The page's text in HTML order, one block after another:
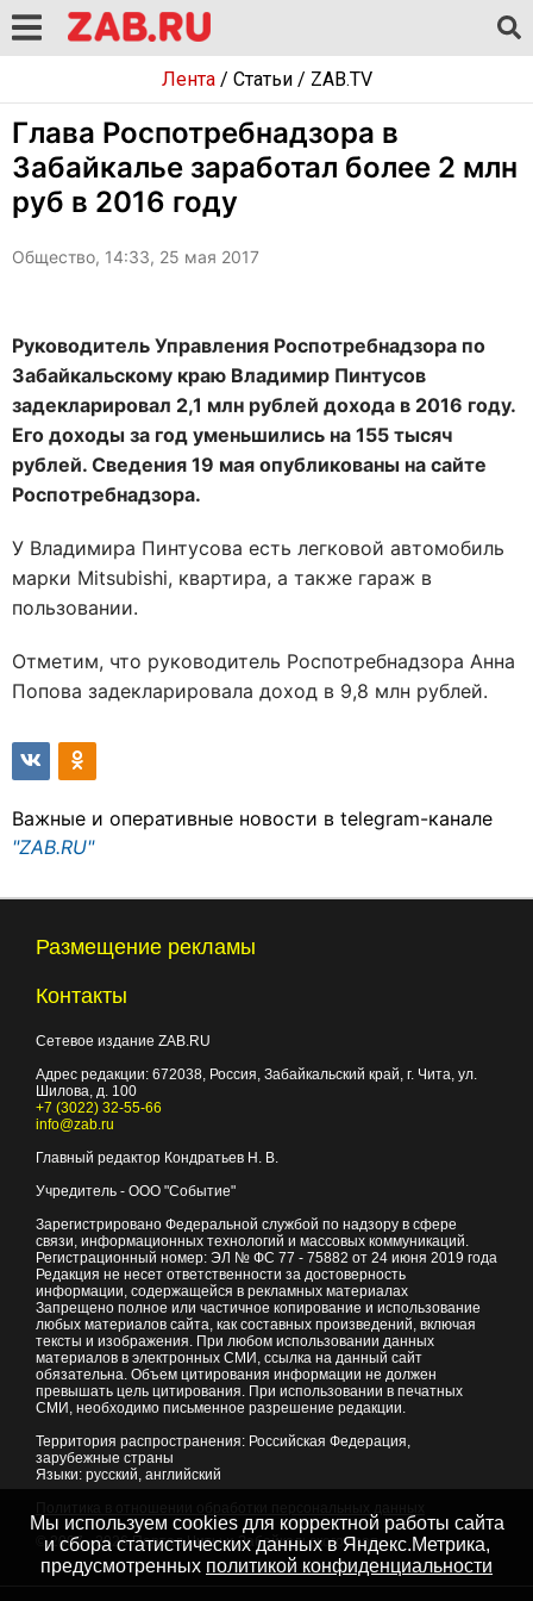
Лента/ Статьи/ ZAB.TV
Глава Роспотребнадзора в
Забайкалье заработал более 2 млн
руб в 2016 году
Общество, 14:33, 25 мая 2017
Руководитель Управления Роспотребнадзора по
Забайкальскому краю Владимир Пинтусов
задекларировал 2,1 млн рублей дохода в 2016 году.
Его доходы за год уменьшились на 155 тысяч
рублей. Сведения 19 мая опубликованы на сайте
Роспотребнадзора.
У Владимира Пинтусова есть легковой автомобиль
марки Mitsubishi, квартира, а также гараж в
пользовании.
Отметим, что руководитель Роспотребнадзора Анна
Попова задекларировала доход в 9,8 млн рублей.
Важные и оперативные новости в telegram-канале
"ZAB.RU"
Размещение рекламы
Контакты
Сетевое издание ZAB.RU
Адрес редакции: 672038, Россия, Забайкальский край, г. Чита, ул.
Шилова, д. 100
+7 (3022) 32-55-66
info@zab.ru
Главный редактор Кондратьев Н. В.
Учредитель - ООО "Событие"
Зарегистрировано Федеральной службой по надзору в сфере
связи, информационных технологий и массовых коммуникаций.
Регистрационный номер: ЭЛ № ФС 77 - 75882 от 24 июня 2019 года
Редакция не несет ответственности за достоверность
информации, содержащейся в рекламных материалах
Запрещено полное или частичное копирование и использование
любых материалов сайта, как составных произведений, включая
тексты и изображения. При любом использовании данных
материалов в электронных СМИ, ссылка на данный сайт
обязательна. Объем цитирования информации не должен
превышать цель цитирования. При использовании в печатных
СМИ, необходимо письменное разрешение редакции.
Территория распространения: Российская Федерация,
зарубежные страны
Языки: русский, английский
© 2007 - 2026Портал Читы и Забайкальского края
Мы используем cookies для корректной работы сайта
и сбора статистических данных в Яндекс.Метрика,
предусмотренных политикой конфиденциальности